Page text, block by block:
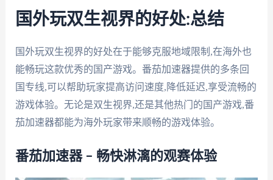
国外玩双生视界的好处:总结
国外玩双生视界的好处在于能够克服地域限制,在海外也
能畅玩这款优秀的国产游戏。番茄加速器提供的多条回
国专线,可以帮助玩家提高访问速度,降低延迟,享受流畅的
游戏体验。无论是双生视界,还是其他热门的国产游戏,番
茄加速器都能为海外玩家带来顺畅的游戏体验。
番茄加速器 – 畅快淋漓的观赛体验